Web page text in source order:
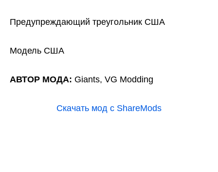
Предупреждающий треугольник США
Модель США
АВТОР МОДА: Giants, VG Modding
Скачать мод с ShareMods